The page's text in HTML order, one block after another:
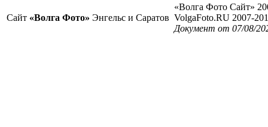
Сайт «Волга Фото» Энгельс и Саратов
«Волга Фото Сайт»
VolgaFoto.RU 2007-
Документ от 07/08/